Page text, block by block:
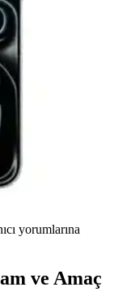
yorumlarına
ve Amaç